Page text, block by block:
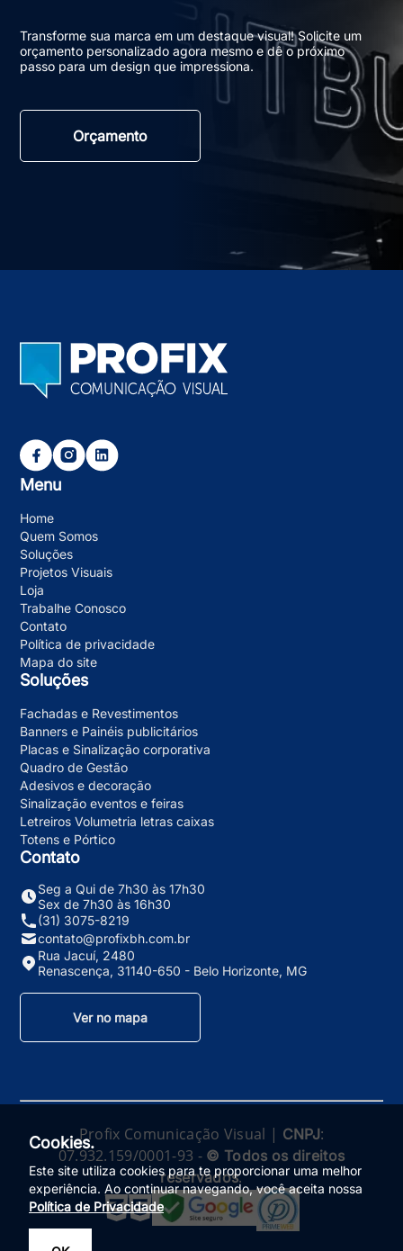
Transforme sua marca em um destaque visual! Solicite um
orçamento personalizado agora mesmo e dê o próximo
passo para um design que impressiona.
Orçamento
Menu
Home
Quem Somos
Soluções
Projetos Visuais
Loja
Trabalhe Conosco
Contato
Política de privacidade
Mapa do site
Soluções
Fachadas e Revestimentos
Banners e Painéis publicitários
Placas e Sinalização corporativa
Quadro de Gestão
Adesivos e decoração
Sinalização eventos e feiras
Letreiros Volumetria letras caixas
Totens e Pórtico
Contato
Seg a Qui de 7h30 às 17h30
Sex de 7h30 às 16h30
(31) 3075-8219
contato@profixbh.com.br
Rua Jacuí, 2480
Renascença, 31140-650 - Belo Horizonte, MG
Ver no mapa
Profix Comunicação Visual | CNPJ:
07.932.159/0001-93 - © Todos os direitos
reservados.
Cookies.
Este site utiliza cookies para te proporcionar uma melhor
experiência. Ao continuar navegando, você aceita nossa
Política de Privacidade